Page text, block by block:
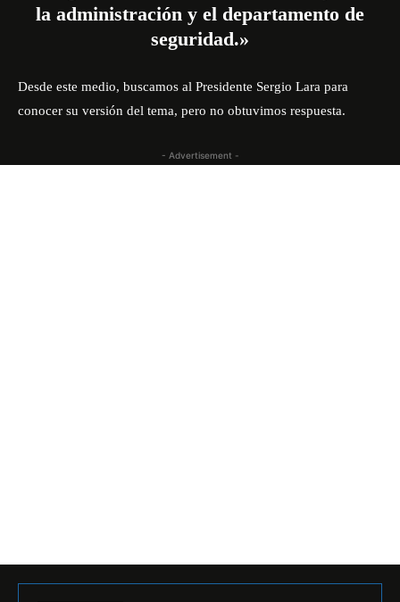
la administración y el departamento de
seguridad.»
Desde este medio, buscamos al Presidente Sergio Lara para
conocer su versión del tema, pero no obtuvimos respuesta.
- Advertisement -